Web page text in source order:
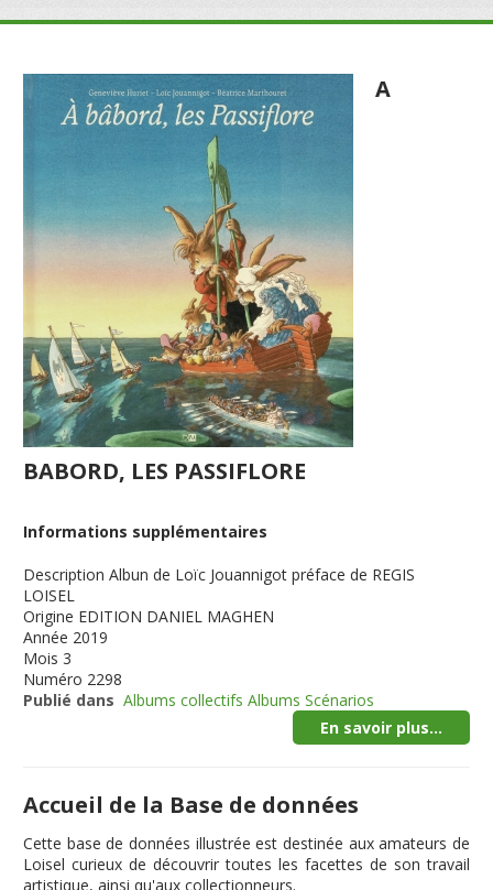
A
BABORD, LES PASSIFLORE
Informations supplémentaires
Description Albun de Loïc Jouannigot préface de REGIS
LOISEL
Origine EDITION DANIEL MAGHEN
Année 2019
Mois 3
Numéro 2298
Publié dans Albums collectifs Albums Scénarios
En savoir plus...
Accueil de la Base de données
Cette base de données illustréeest destinée aux amateurs de
Loisel curieux de découvrir toutes les facettes de son travail
artistique, ainsi qu'aux collectionneurs.